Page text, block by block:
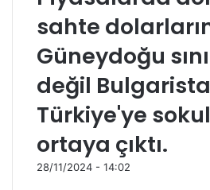
sahte
Güneydoğu
değil
Türkiye'ye
ortaya çıktı.
28/11/2024 - 14:02